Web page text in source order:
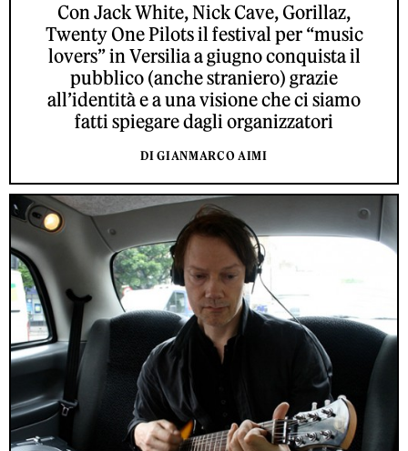
Con Jack White, Nick Cave, Gorillaz,
Twenty One Pilots il festival per “music
lovers” in Versilia a giugno conquista il
pubblico (anche straniero) grazie
all’identità e a una visione che ci siamo
fatti spiegare dagli organizzatori
DI GIANMARCO AIMI